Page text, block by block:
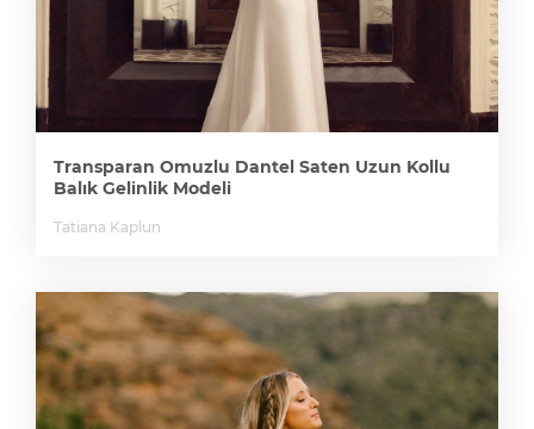
Transparan Omuzlu Dantel Saten Uzun Kollu
Balık Gelinlik Modeli
Tatiana Kaplun